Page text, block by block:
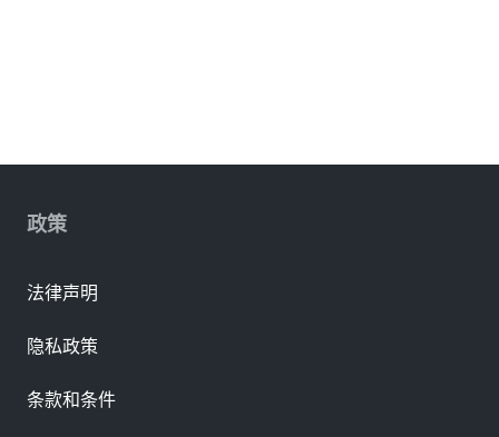
政策
法律声明
隐私政策
条款和条件